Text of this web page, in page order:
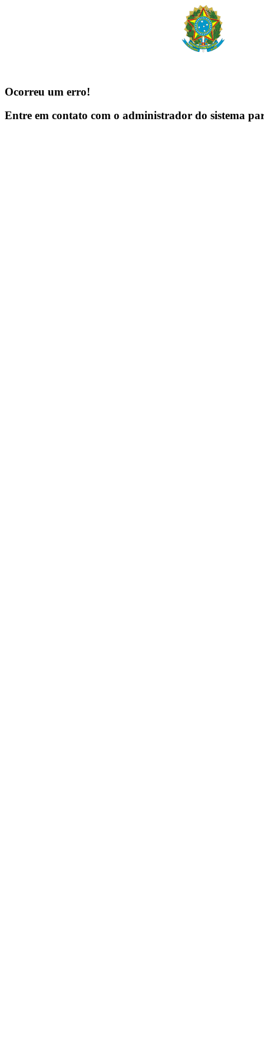
Ocorreu um erro!
Entre em contato com o administrador do sistema